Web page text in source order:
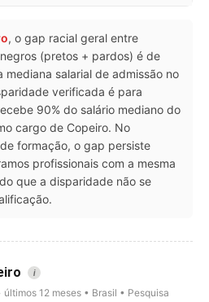
, o gap racial geral entre
(pretos + pardos) é de
mediana salarial de admissão no
verificada é para
90% do salário mediano do
cargo de Copeiro. No
formação, o gap persiste
profissionais com a mesma
que a disparidade não se
i
12 meses • Brasil • Pesquisa